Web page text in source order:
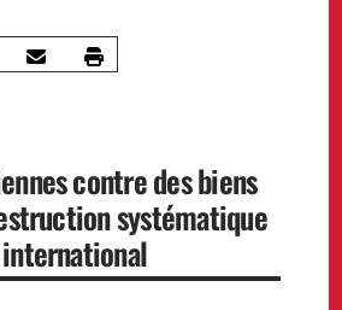
contre des biens
systématique